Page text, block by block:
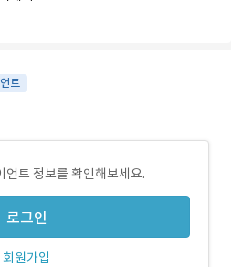
트
언트 정보를 확인해보세요.
로그인
회원가입